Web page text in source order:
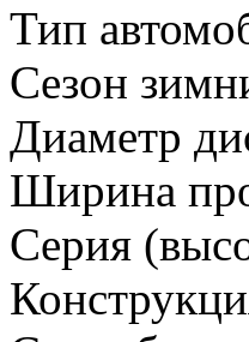
Тип
Сезон
Диаметр
Ширина
Серия